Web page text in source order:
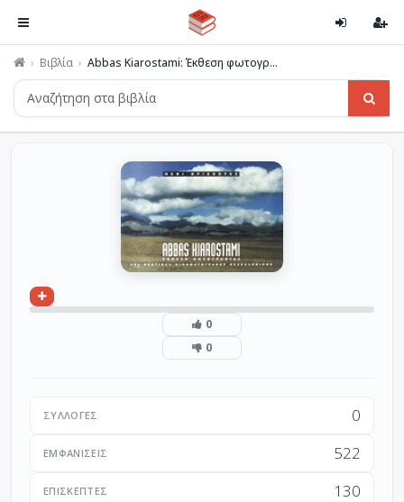
Βιβλία Abbas Kiarostami: Έκθεση φωτογρ...
0
0
ΣΥΛΛΟΓΈΣ 0
ΕΜΦΑΝΊΣΕΙΣ 522
ΕΠΙΣΚΈΠΤΕΣ 130